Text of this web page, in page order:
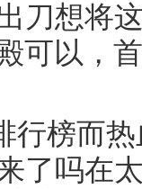
刀想将
可以，
行榜而
吗在